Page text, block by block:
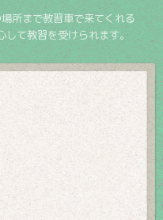
所まで教習車で来てくれる
して教習を受けられます。